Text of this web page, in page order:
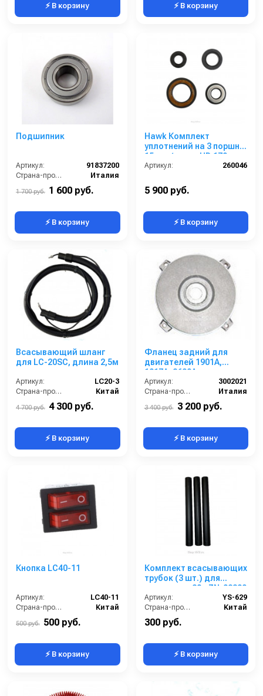
⚡ В корзину ⚡ В корзину
Подшипник
Артикул:
91837200
Страна-производитель:
Италия
1 700 руб. 1 600 руб.
⚡ В корзину
Hawk Комплект
уплотнений на 3 поршня
15 мм (серия HD 170
бар)
Артикул: 260046
5 900 руб.
⚡ В корзину
Всасывающий шланг
для LC-20SC, длина 2,5м
Артикул:
LC20-3
Страна-производитель:
Китай
4 700 руб. 4 300 руб.
⚡ В корзину
Фланец задний для
двигателей 1901A,
1917A, 2609A
(алюминий)
Артикул:
3002021
Страна-производитель:
Италия
3 400 руб. 3 200 руб.
⚡ В корзину
Кнопка LC40-11
Артикул:
LC40-11
Страна-производитель:
Китай
500 руб. 500 руб.
⚡ В корзину
Комплект всасывающих
трубок (3 шт.) для
пылесосов 20л ZN-02300
и ZN-02400
Артикул:
YS-629
Страна-производитель:
Китай
300 руб.
⚡ В корзину